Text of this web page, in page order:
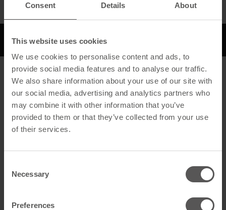
Consent Details About
This website uses cookies
We use cookies to personalise content and ads, to
provide social media features and to analyse our traffic.
We also share information about your use of our site with
our social media, advertising and analytics partners who
may combine it with other information that you’ve
provided to them or that they’ve collected from your use
of their services.
Selection
Necessary
Preferences
Beschreibung Downloads
Beschreibung
Allgemein
Produktname
Anschlussschürze Zink
Artikelart